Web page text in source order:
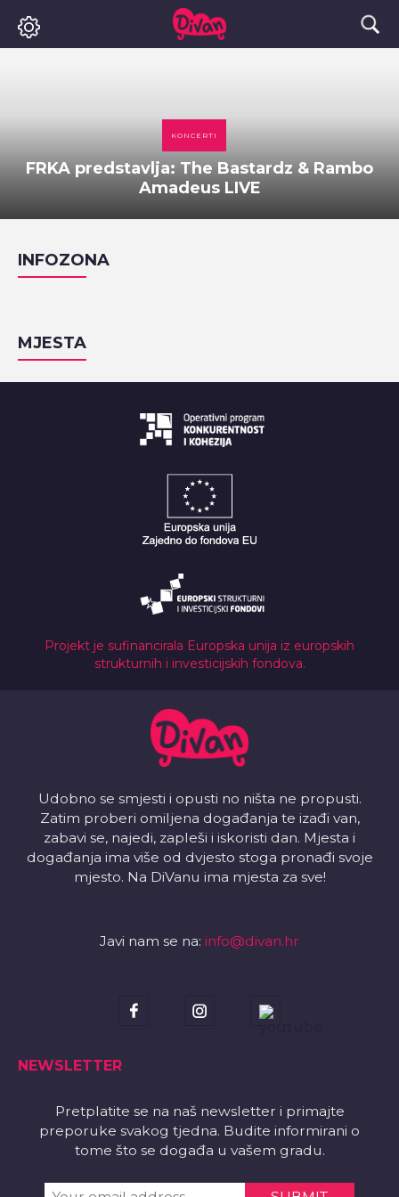
KONCERTI
FRKA predstavlja: The Bastardz & Rambo
Amadeus LIVE
INFOZONA
MJESTA
Projekt je sufinancirala Europska unija iz europskih
strukturnih i investicijskih fondova.
Udobno se smjesti i opusti no ništa ne propusti.
Zatim proberi omiljena događanja te izađi van,
zabavi se, najedi, zapleši i iskoristi dan. Mjesta i
događanja ima više od dvjesto stoga pronađi svoje
mjesto. Na DiVanu ima mjesta za sve!
Javi nam se na: info@divan.hr
NEWSLETTER
Pretplatite se na naš newsletter i primajte
preporuke svakog tjedna. Budite informirani o
tome što se događa u vašem gradu.